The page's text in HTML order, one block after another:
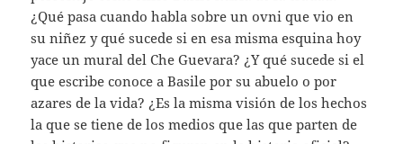
¿Qué pasa cuando habla sobre un ovni que vio en
su niñez y qué sucede si en esa misma esquina hoy
yace un mural del Che Guevara? ¿Y qué sucede si el
que escribe conoce a Basile por su abuelo o por
azares de la vida? ¿Es la misma visión de los hechos
la que se tiene de los medios que las que parten de